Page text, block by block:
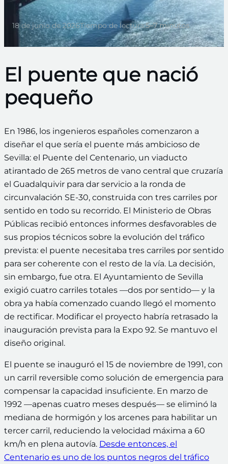
18 de junio de 2026Tiempo de lectura:5–7 minutos
El puente que nació
pequeño
En 1986, los ingenieros españoles comenzaron a
diseñar el que sería el puente más ambicioso de
Sevilla: el Puente del Centenario, un viaducto
atirantado de 265 metros de vano central que cruzaría
el Guadalquivir para dar servicio a la ronda de
circunvalación SE-30, construida con tres carriles por
sentido en todo su recorrido. El Ministerio de Obras
Públicas recibió entonces informes desfavorables de
sus propios técnicos sobre la evolución del tráfico
prevista: el puente necesitaba tres carriles por sentido
para ser coherente con el resto de la vía. La decisión,
sin embargo, fue otra. El Ayuntamiento de Sevilla
exigió cuatro carriles totales —dos por sentido— y la
obra ya había comenzado cuando llegó el momento
de rectificar. Modificar el proyecto habría retrasado la
inauguración prevista para la Expo 92. Se mantuvo el
diseño original.
El puente se inauguró el 15 de noviembre de 1991, con
un carril reversible como solución de emergencia para
compensar la capacidad insuficiente. En marzo de
1992 —apenas cuatro meses después— se eliminó la
mediana de hormigón y los arcenes para habilitar un
tercer carril, reduciendo la velocidad máxima a 60
km/h en plena autovía. Desde entonces, el
Centenario es uno de los puntos negros del tráfico